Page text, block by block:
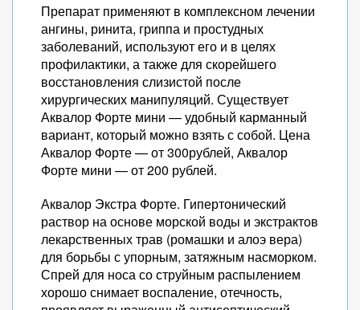
Препарат применяют в комплексном лечении
ангины, ринита, гриппа и простудных
заболеваний, используют его и в целях
профилактики, а также для скорейшего
восстановления слизистой после
хирургических манипуляций. Существует
Аквалор Форте мини — удобный карманный
вариант, который можно взять с собой. Цена
Аквалор Форте — от 300рублей, Аквалор
Форте мини — от 200 рублей.
Аквалор Экстра Форте. Гипертонический
раствор на основе морской воды и экстрактов
лекарственных трав (ромашки и алоэ вера)
для борьбы с упорным, затяжным насморком.
Спрей для носа со струйным распылением
хорошо снимает воспаление, отечность,